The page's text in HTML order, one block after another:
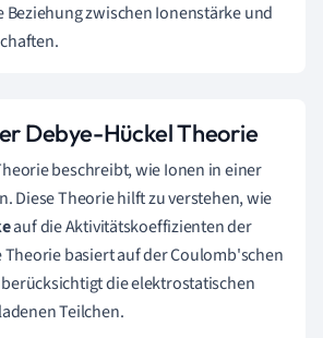
Beziehung zwischen Ionenstärke und
Debye-Hückel Theorie
beschreibt, wie Ionen in einer
Diese Theorie hilft zu verstehen, wie
auf die Aktivitätskoeffizienten der
basiert auf der Coulomb'schen
die elektrostatischen
Teilchen.